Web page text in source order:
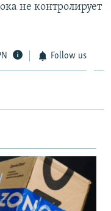
не контролирует
Follow us